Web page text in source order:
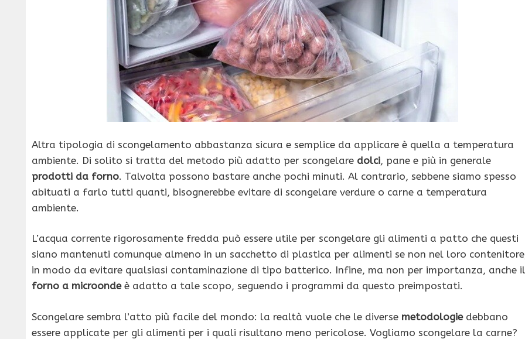
Altra tipologia di scongelamento abbastanza sicura e semplice da applicare è quella a temperatura
ambiente. Di solito si tratta del metodo più adatto per scongelare dolci, pane e più in generale
prodotti da forno. Talvolta possono bastare anche pochi minuti. Al contrario, sebbene siamo spesso
abituati a farlo tutti quanti, bisognerebbe evitare di scongelare verdure o carne a temperatura
ambiente.
L’acqua corrente rigorosamente fredda può essere utile per scongelare gli alimenti a patto che questi
siano mantenuti comunque almeno in un sacchetto di plastica per alimenti se non nel loro
in modo da evitare qualsiasi contaminazione di tipo batterico. Infine, ma non per importanza, anche il
forno a microondeè adatto a tale scopo, seguendo i programmi da questo preimpostati.
Scongelare sembra l’atto più facile del mondo: la realtà vuole che le diverse metodologiedebbano
essere applicate per gli alimenti per i quali risultano meno pericolose. Vogliamo scongelare la carne?